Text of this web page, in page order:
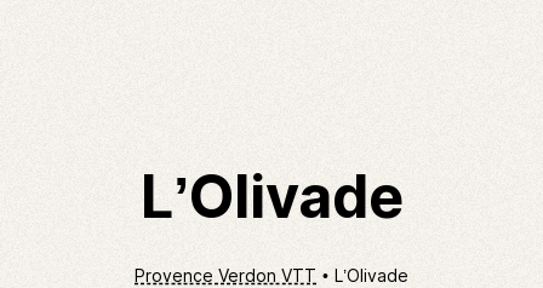
L’Olivade
Provence Verdon VTT L’Olivade